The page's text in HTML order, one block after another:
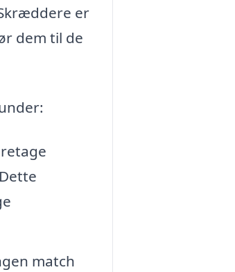
er
dem til de
match